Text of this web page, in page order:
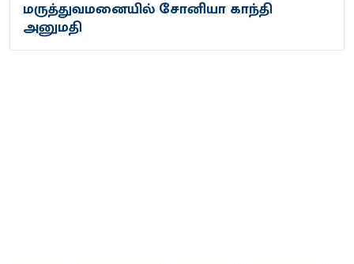
மருத்துவமனையில் சோனியா காந்தி
அனுமதி